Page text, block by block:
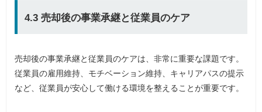
4.3 売却後の事業承継と従業員のケア
売却後の事業承継と従業員のケアは、非常に重要な課題です。
従業員の雇用維持、モチベーション維持、キャリアパスの提示
など、従業員が安心して働ける環境を整えることが重要です。